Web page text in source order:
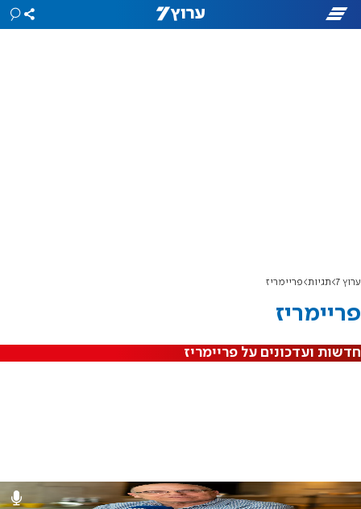
ערוץ 7 תגיות פריימריז
פריימריז
חדשות ועדכונים על פריימריז